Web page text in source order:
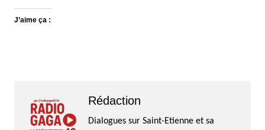
J’aime ça :
Rédaction
Dialogues sur Saint-Etienne et sa